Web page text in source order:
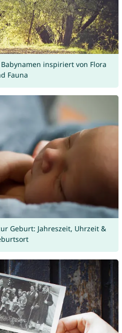
inspiriert von Flora
Fauna
Geburt: Jahreszeit, Uhrzeit &